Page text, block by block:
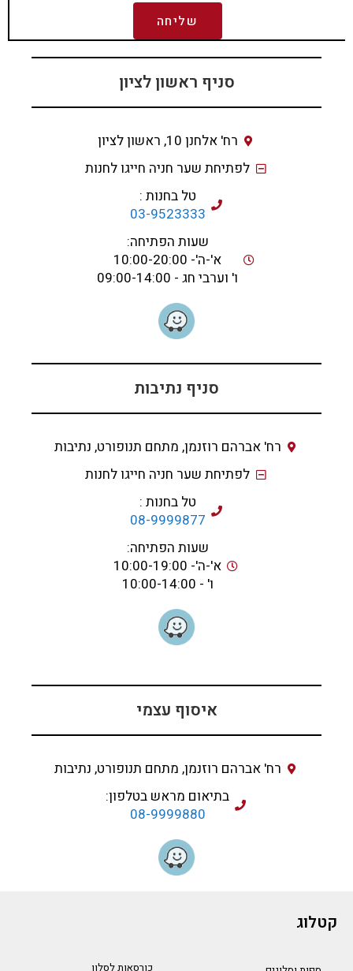
שליחה
סניף ראשון לציון
רח' אלחנן 10, ראשון לציון
לפתיחת שער חניה חייגו לחנות
טל בחנות :
03-9523333
שעות הפתיחה:
א'-ה'- 10:00-20:00
ו' וערבי חג - 09:00-14:00
סניף נתיבות
רח' אברהם רוזנמן, מתחם תנופורט, נתיבות
לפתיחת שער חניה חייגו לחנות
טל בחנות :
08-9999877
שעות הפתיחה:
א'-ה'- 10:00-19:00
ו' - 10:00-14:00
איסוף עצמי
רח' אברהם רוזנמן, מתחם תנופורט, נתיבות
בתיאום מראש בטלפון:
08-9999880
קטלוג
כורסאות לסלון